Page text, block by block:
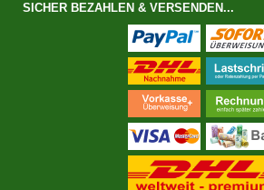
SICHER BEZAHLEN & VERSENDEN...